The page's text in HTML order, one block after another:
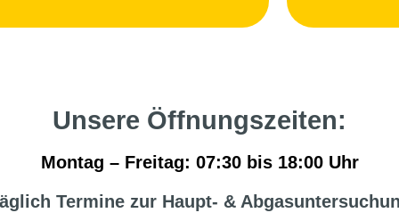
Unsere Öffnungszeiten:
Montag – Freitag: 07:30 bis 18:00 Uhr
Termine zur Haupt- &